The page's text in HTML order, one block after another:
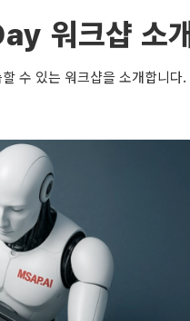
워크샵 소개
수 있는 워크샵을 소개합니다.